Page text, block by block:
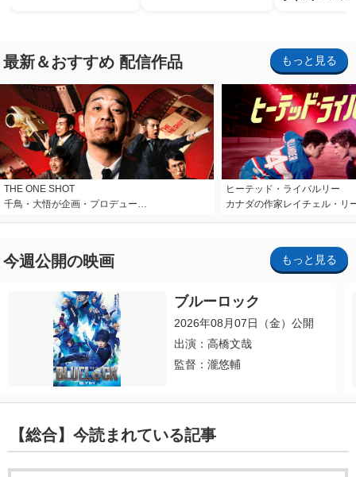
最新＆おすすめ 配信作品 もっと見る
THE ONE SHOT
千鳥・大悟が企画・プロデュー…
ヒーテッド・ライバルリー
カナダの作家レイチェル・リ
今週公開の映画 もっと見る
ブルーロック
2026年08月07日（金）公開
出演：高橋文哉
監督：瀧悠輔
【総合】今読まれている記事